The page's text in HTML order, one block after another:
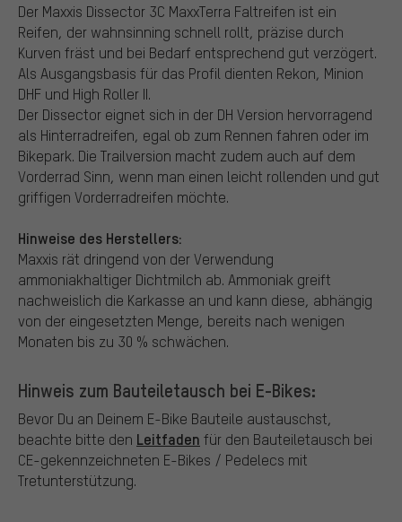
Der Maxxis Dissector 3C MaxxTerra Faltreifen ist ein
Reifen, der wahnsinning schnell rollt, präzise durch
Kurven fräst und bei Bedarf entsprechend gut verzögert.
Als Ausgangsbasis für das Profil dienten Rekon, Minion
DHF und High Roller II.
Der Dissector eignet sich in der DH Version hervorragend
als Hinterradreifen, egal ob zum Rennen fahren oder im
Bikepark. Die Trailversion macht zudem auch auf dem
Vorderrad Sinn, wenn man einen leicht rollenden und gut
griffigen Vorderradreifen möchte.
Hinweise des Herstellers:
Maxxis rät dringend von der Verwendung
ammoniakhaltiger Dichtmilch ab. Ammoniak greift
nachweislich die Karkasse an und kann diese, abhängig
von der eingesetzten Menge, bereits nach wenigen
Monaten bis zu 30 % schwächen.
Hinweis zum Bauteiletausch bei E-Bikes:
Bevor Du an Deinem E-Bike Bauteile austauschst,
beachte bitte den Leitfaden für den Bauteiletausch bei
CE-gekennzeichneten E-Bikes / Pedelecs mit
Tretunterstützung.